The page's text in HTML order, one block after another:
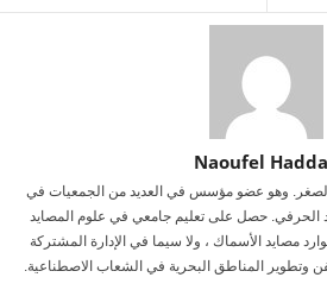
Naoufel
وهو عضو مؤسس في العديد من الجمعيات في
الحرفي. حصل على تعليم جامعي في علوم المصايد
مصايد الأسماك ، ولا سيما في الإدارة المشتركة
وتطوير المناطق البحرية في الشعاب الاصطناعية.